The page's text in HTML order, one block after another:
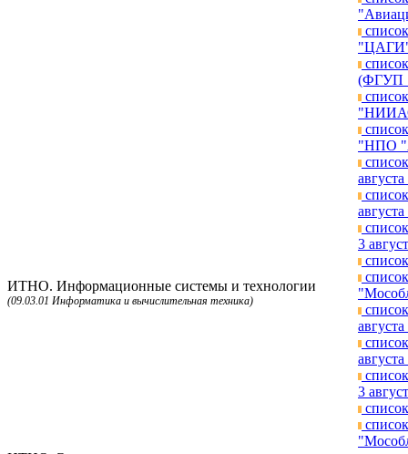
"ЦАГИ")
(ФГУП
"НПО
ИТНО. Информационные системы и технологии
(09.03.01 Информатика и вычислительная техника)
3
3